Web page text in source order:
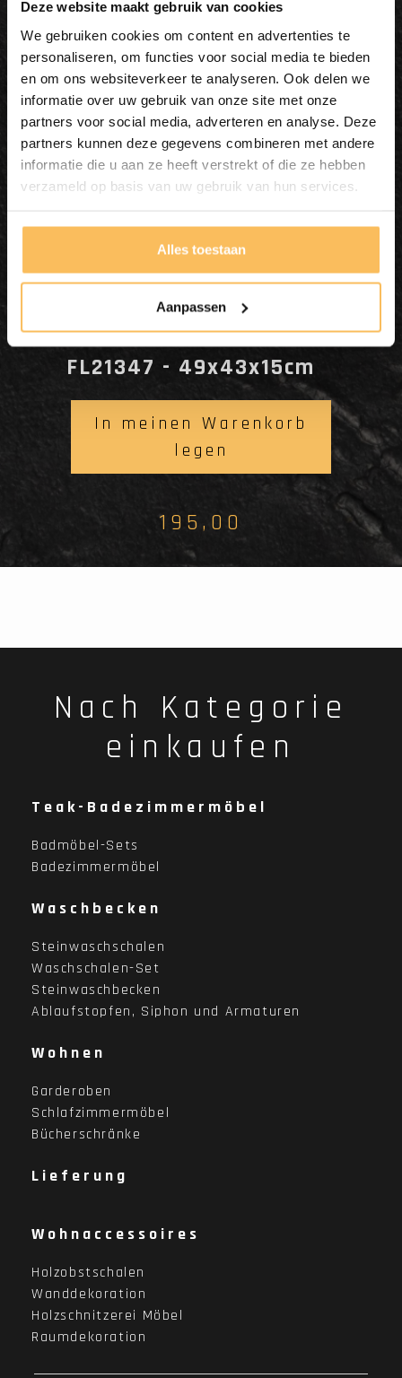
Deze website maakt gebruik van cookies
We gebruiken cookies om content en advertenties te
personaliseren, om functies voor social media te bieden
en om ons websiteverkeer te analyseren. Ook delen we
informatie over uw gebruik van onze site met onze
partners voor social media, adverteren en analyse. Deze
partners kunnen deze gegevens combineren met andere
informatie die u aan ze heeft verstrekt of die ze hebben
verzameld op basis van uw gebruik van hun services.
Alles toestaan
Aanpassen
Dit wordt'n
Enjoy
Waschbecken Naturstein
FL21347 - 49x43x15cm
In meinen Warenkorb
legen
195,00
Nach Kategorie
einkaufen
Teak-Badezimmermöbel
Badmöbel-Sets
Badezimmermöbel
Waschbecken
Steinwaschschalen
Waschschalen-Set
Steinwaschbecken
Ablaufstopfen, Siphon und Armaturen
Wohnen
Garderoben
Schlafzimmermöbel
Bücherschränke
Lieferung
Wohnaccessoires
Holzobstschalen
Wanddekoration
Holzschnitzerei Möbel
Raumdekoration